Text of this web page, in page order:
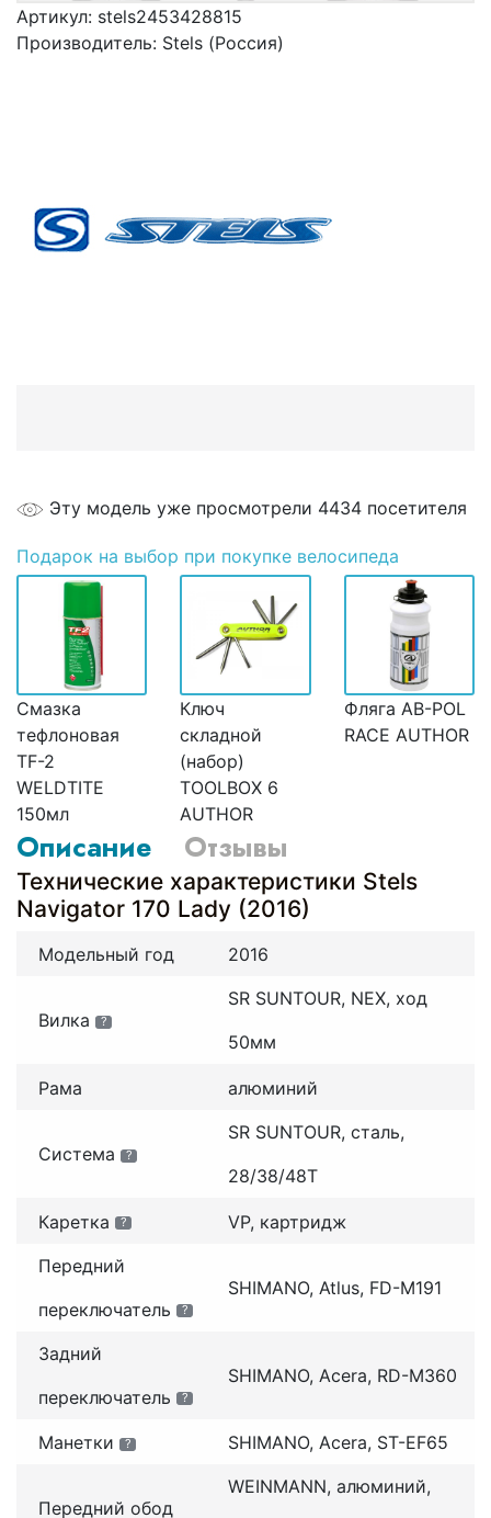
Артикул: stels2453428815
Производитель: Stels (Россия)
Эту модель уже просмотрели 4434 посетителя
Подарок на выбор при покупке велосипеда
Смазка
тефлоновая
TF-2
WELDTITE
150мл
Ключ
складной
(набор)
TOOLBOX 6
AUTHOR
Фляга AB-POL
RACE AUTHOR
Описание Отзывы
Технические характеристики Stels
Navigator 170 Lady (2016)
Модельный год 2016
Вилка ?
SR SUNTOUR, NEX, ход
50мм
Рама алюминий
Система ?
SR SUNTOUR, сталь,
28/38/48T
Каретка ?
VP, картридж
Передний
переключатель
?
SHIMANO, Atlus, FD-M191
Задний
переключатель
?
SHIMANO, Acera, RD-M360
Манетки ? SHIMANO, Acera, ST-EF65
Передний обод
WEINMANN, алюминий,